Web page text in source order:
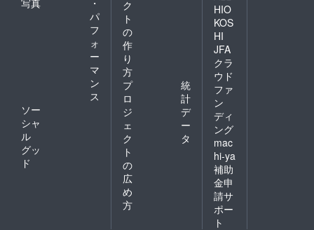
パ
フ
ォ
ー
マ
ン
ス
ソー
シャ
ル
グッ
ド
ク
ト
の
作
り
方
プ
ロ
ジ
ェ
ク
ト
の
広
め
方
統
計
デ
ー
タ
HIO
KOS
HI
JFA
クラ
ウド
ファ
ン
ディ
ング
mac
hi-ya
補助
金申
請サ
ポー
ト